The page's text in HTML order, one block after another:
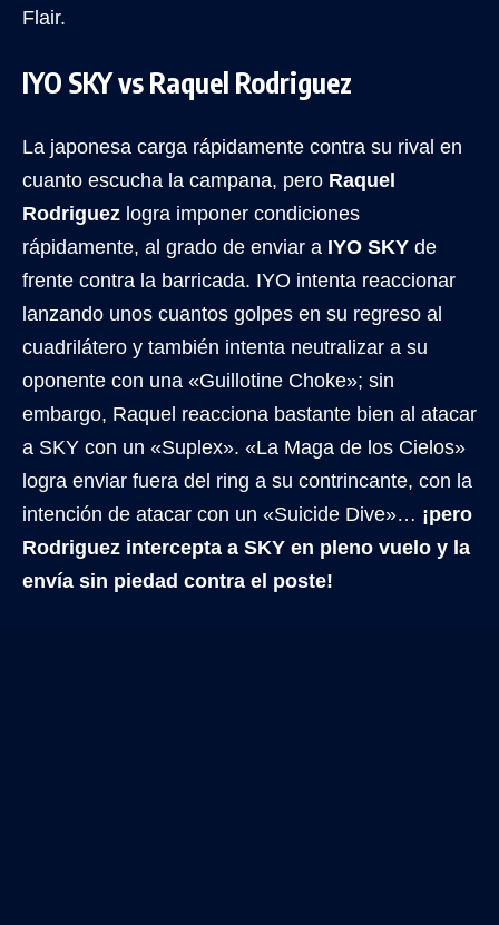
Flair.
IYO SKY vs Raquel Rodriguez
La japonesa carga rápidamente contra su rival en
cuanto escucha la campana, pero Raquel
Rodriguez logra imponer condiciones
rápidamente, al grado de enviar a IYO SKY de
frente contra la barricada. IYO intenta reaccionar
lanzando unos cuantos golpes en su regreso al
cuadrilátero y también intenta neutralizar a su
oponente con una «Guillotine Choke»; sin
embargo, Raquel reacciona bastante bien al atacar
a SKY con un «Suplex». «La Maga de los Cielos»
logra enviar fuera del ring a su contrincante, con la
intención de atacar con un «Suicide Dive»… ¡pero
Rodriguez intercepta a SKY en pleno vuelo y la
envía sin piedad contra el poste!